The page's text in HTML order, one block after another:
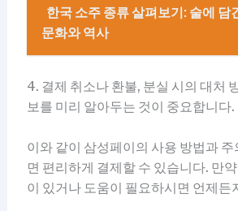
한국 소주 종류 살펴보기: 술에 담
문화와 역사
4. 결제 취소나 환불, 분실 시의 대처
보를 미리 알아두는 것이 중요합니다.
이와 같이 삼성페이의 사용 방법과
면 편리하게 결제할 수 있습니다. 만
이 있거나 도움이 필요하시면 언제든